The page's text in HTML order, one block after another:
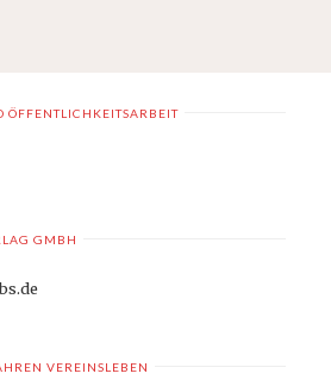
ÖFFENTLICHKEITSARBEIT
GMBH
VEREINSLEBEN